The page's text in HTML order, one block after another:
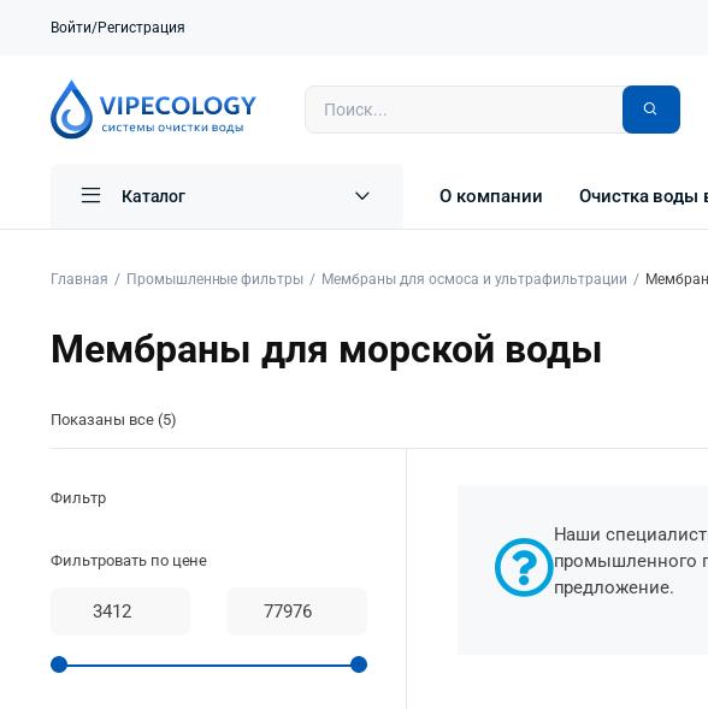
Войти/Регистрация
Каталог О компании Очистка воды
Главная Промышленные фильтры Мембраны для осмоса и ультрафильтрации
Мембраны для морской воды
Показаны все (5)
Наши
промышленного
предложение.
Фильтр
Фильтровать по цене